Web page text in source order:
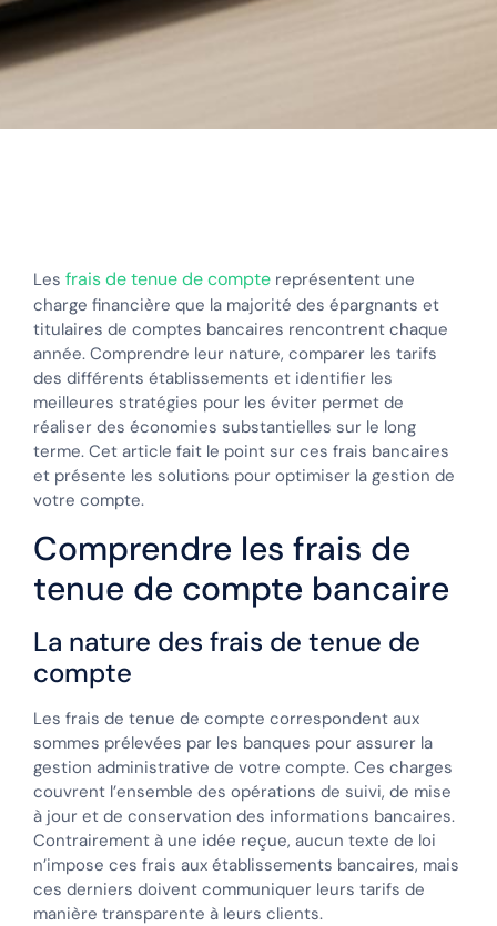
Les frais de tenue de compte représentent une
charge financière que la majorité des épargnants et
titulaires de comptes bancaires rencontrent chaque
année. Comprendre leur nature, comparer les tarifs
des différents établissements et identifier les
meilleures stratégies pour les éviter permet de
réaliser des économies substantielles sur le long
terme. Cet article fait le point sur ces frais bancaires
et présente les solutions pour optimiser la gestion de
votre compte.
Comprendre les frais de
tenue de compte bancaire
La nature des frais de tenue de
compte
Les frais de tenue de compte correspondent aux
sommes prélevées par les banques pour assurer la
gestion administrative de votre compte. Ces charges
couvrent l’ensemble des opérations de suivi, de mise
à jour et de conservation des informations bancaires.
Contrairement à une idée reçue, aucun texte de loi
n’impose ces frais aux établissements bancaires, mais
ces derniers doivent communiquer leurs tarifs de
manière transparente à leurs clients.